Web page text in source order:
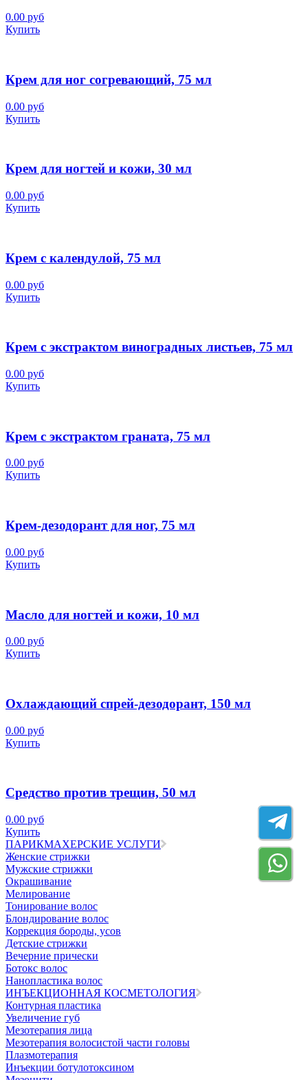
0.00 руб
Купить
Крем для ног согревающий, 75 мл
0.00 руб
Купить
Крем для ногтей и кожи, 30 мл
0.00 руб
Купить
Крем с календулой, 75 мл
0.00 руб
Купить
Крем с экстрактом виноградных листьев, 75 мл
0.00 руб
Купить
Крем с экстрактом граната, 75 мл
0.00 руб
Купить
Крем-дезодорант для ног, 75 мл
0.00 руб
Купить
Масло для ногтей и кожи, 10 мл
0.00 руб
Купить
Охлаждающий спрей-дезодорант, 150 мл
0.00 руб
Купить
Средство против трещин, 50 мл
0.00 руб
Купить
ПАРИКМАХЕРСКИЕ УСЛУГИ
Женские стрижки
Мужские стрижки
Окрашивание
Мелирование
Тонирование волос
Блондирование волос
Коррекция бороды, усов
Детские стрижки
Вечерние прически
Ботокс волос
Нанопластика волос
ИНЪЕКЦИОННАЯ КОСМЕТОЛОГИЯ
Контурная пластика
Увеличение губ
Мезотерапия лица
Мезотерапия волосистой части головы
Плазмотерапия
Инъекции ботулотоксином